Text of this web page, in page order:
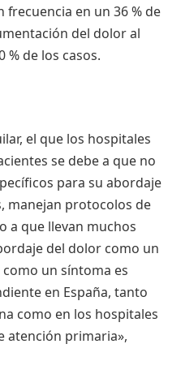
frecuencia en un 36 % de
del dolor al
% de los casos.
el que los hospitales
se debe a que no
para su abordaje
manejan protocolos de
a que llevan muchos
del dolor como un
un síntoma es
en España, tanto
como en los hospitales
atención primaria»,